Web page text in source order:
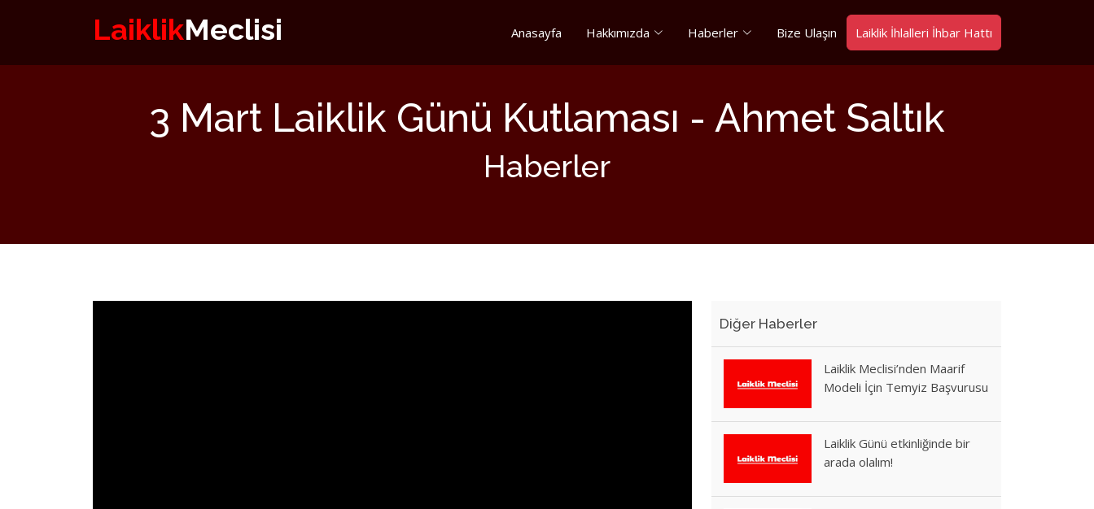
LaiklikMeclisi Anasayfa Hakkımızda Haberler Bize Ulaşın Laiklik İhlalleri İhbar Hattı
3 Mart Laiklik Günü Kutlaması - Ahmet Saltık
Haberler
Diğer Haberler
Laiklik Meclisi’nden Maarif
Modeli İçin Temyiz Başvurusu
Laiklik Günü etkinliğinde bir
arada olalım!